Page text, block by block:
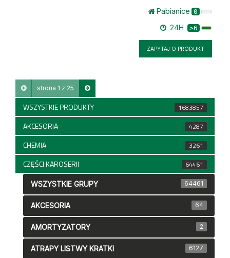
Pabianice 0
24H >6
ZAPYTAJ O PRODUKT
strona 1 z 25
WSZYSTKIE PRODUKTY 1683857
AKCESORIA 4287
CHEMIA 3261
CZĘŚCI KAROSERII 64461
WSZYSTKIE GRUPY 64461
AKCESORIA 64
AMORTYZATORY 2
ATRAPY LISTWY KRATKI 6127